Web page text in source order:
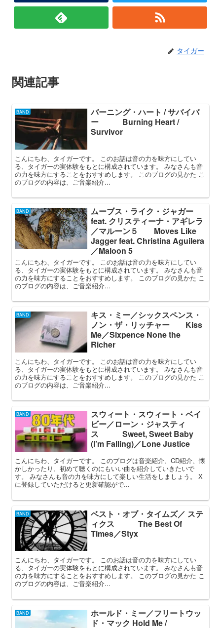
タイガー
関連記事
BAND
バーニング・ハート / サバイバ
ー Burning Heart /
Survivor
こんにちわ、タイガーです。 このお話は音の力を味方にしてい
る、タイガーの実体験をもとに構成されています。 みなさんも音
の力を味方にすることをおすすめします。 このブログの見かた こ
のブログの内容は、ご音楽紹介...
BAND
ムーブス・ライク・ジャガー
feat. クリスティーナ・アギレラ
／マルーン５ Moves Like
Jagger feat. Christina Aguilera
／Maloon 5
こんにちわ、タイガーです。 このお話は音の力を味方にしてい
る、タイガーの実体験をもとに構成されています。 みなさんも音
の力を味方にすることをおすすめします。 このブログの見かた こ
のブログの内容は、ご音楽紹介...
BAND
キス・ミー／シックスペンス・
ノン・ザ・リッチャー Kiss
Me／Sixpence None the
Richer
こんにちわ、タイガーです。 このお話は音の力を味方にしてい
る、タイガーの実体験をもとに構成されています。 みなさんも音
の力を味方にすることをおすすめします。 このブログの見かた こ
のブログの内容は、ご音楽紹介...
BAND
スウィート・スウィート・ベイ
ビー／ローン・ジャスティ
ス Sweet, Sweet Baby
(I’m Falling)／Lone Justice
こんにちわ、タイガーです。 このブログは音楽紹介、CD紹介、懐
かしかったり、初めて聴くのにもいい曲を紹介していきたいで
す。 みなさんも音の力を味方にして楽しい生活をしましょう。 X
に登録していただけると更新確認がで...
BAND
ベスト・オブ・タイムズ／ ステ
ィクス The Best Of
Times／Styx
こんにちわ、タイガーです。 このお話は音の力を味方にしてい
る、タイガーの実体験をもとに構成されています。 みなさんも音
の力を味方にすることをおすすめします。 このブログの見かた こ
のブログの内容は、ご音楽紹介...
BAND
ホールド・ミー／フリートウッ
ド・マック Hold Me /